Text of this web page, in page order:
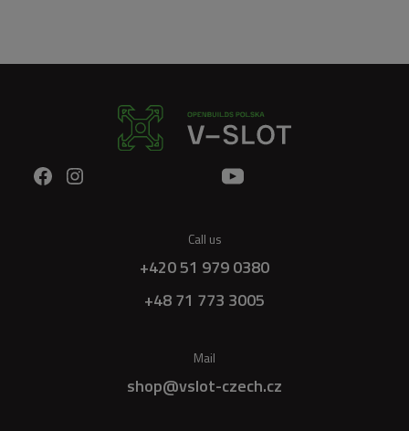
Call us
+420 51 979 0380
+48 71 773 3005
Mail
shop@vslot-czech.cz